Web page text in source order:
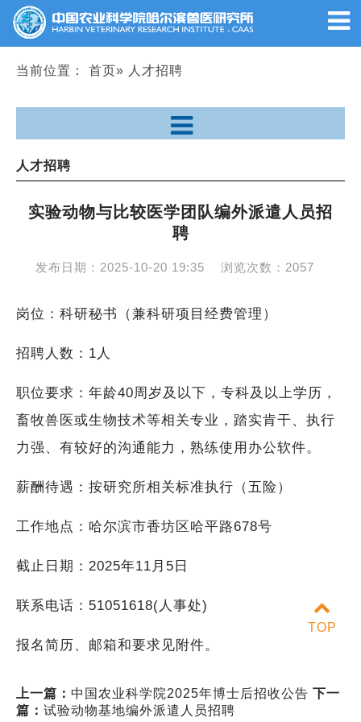
当前位置： 首页» 人才招聘
人才招聘
实验动物与比较医学团队编外派遣人员招
聘
发布日期： 2025-10-20 19:35 浏览次数： 2057
岗位：科研秘书（兼科研项目经费管理）
招聘人数：1人
职位要求：年龄40周岁及以下，专科及以上学历，
畜牧兽医或生物技术等相关专业，踏实肯干、执行
力强、有较好的沟通能力，熟练使用办公软件。
薪酬待遇：按研究所相关标准执行（五险）
工作地点：哈尔滨市香坊区哈平路678号
截止日期：2025年11月5日
联系电话：51051618(人事处)
报名简历、邮箱和要求见附件。
上一篇： 中国农业科学院2025年博士后招收公告 下一
篇： 试验动物基地编外派遣人员招聘
TOP